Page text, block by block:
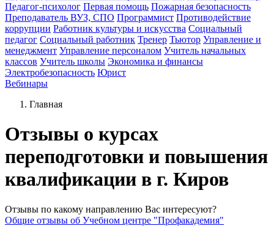
Педагог-психолог Первая помощь Пожарная безопасность
Преподаватель ВУЗ, СПО Программист Противодействие
коррупции Работник культуры и искусства Социальный
педагог Социальный работник Тренер Тьютор Управление и
менеджмент Управление персоналом Учитель начальных
классов Учитель школы Экономика и финансы
Электробезопасность Юрист
Вебинары
Главная
Отзывы о курсах
переподготовки и повышения
квалификации в г. Киров
Отзывы по какому направлению Вас интересуют?
Общие отзывы об Учебном центре "Профакадемия"